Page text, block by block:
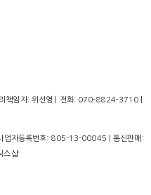
책임자: 위선영 | 전화: 070-8824-3710 |
자등록번호: 805-13-00045 | 통신판매:
스샵